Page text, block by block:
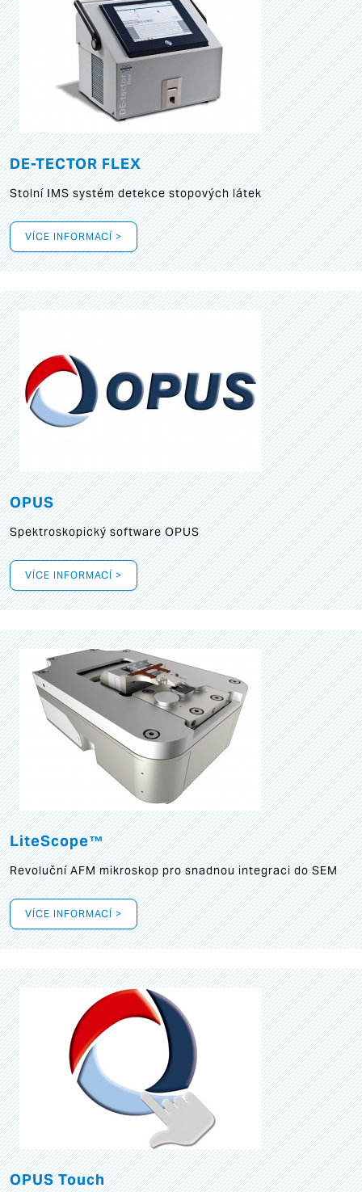
DE-TECTOR FLEX
Stolní IMS systém detekce stopových látek
VÍCE INFORMACÍ >
OPUS
Spektroskopický software OPUS
VÍCE INFORMACÍ >
LiteScope™
Revoluční AFM mikroskop pro snadnou integraci do SEM
VÍCE INFORMACÍ >
OPUS Touch